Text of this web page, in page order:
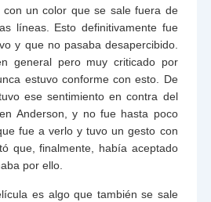
un color que se sale fuera de
líneas. Esto definitivamente fue
y que no pasaba desapercibido.
general pero muy criticado por
estuvo conforme con esto. De
ese sentimiento en contra del
Anderson, y no fue hasta poco
fue a verlo y tuvo un gesto con
que, finalmente, había aceptado
por ello.
es algo que también se sale